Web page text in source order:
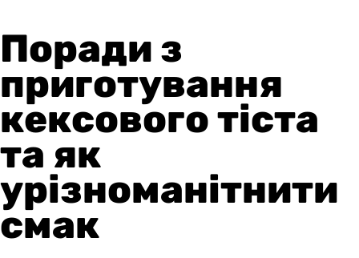
Поради з
приготування
кексового тіста
та як
урізноманітнити
смак